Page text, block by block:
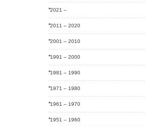
2021 –
2011 – 2020
2001 – 2010
1991 – 2000
1981 – 1990
1971 – 1980
1961 – 1970
1951 – 1960